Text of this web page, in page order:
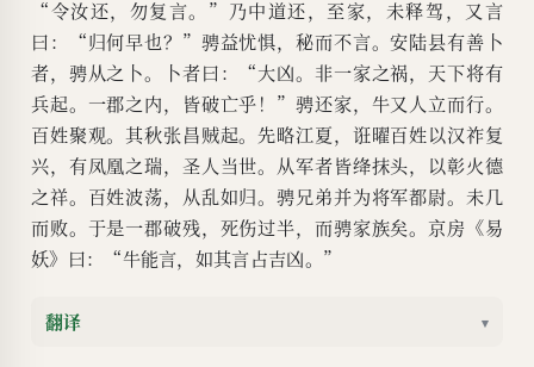
“令汝还，勿复言。”乃中道还，至家，未释驾，又言
曰：“归何早也？”骋益忧惧，秘而不言。安陆县有善卜
者，骋从之卜。卜者曰：“大凶。非一家之祸，天下将有
兵起。一郡之内，皆破亡乎！”骋还家，牛又人立而行。
百姓聚观。其秋张昌贼起。先略江夏，诳曜百姓以汉祚复
兴，有凤凰之瑞，圣人当世。从军者皆绛抹头，以彰火德
之祥。百姓波荡，从乱如归。骋兄弟并为将军都尉。未几
而败。于是一郡破残，死伤过半，而骋家族矣。京房《易
妖》曰：“牛能言，如其言占吉凶。”
翻译 ▾